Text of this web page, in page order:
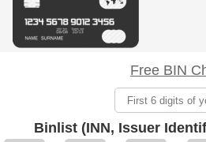
Free BIN
Binlist (INN, Issuer